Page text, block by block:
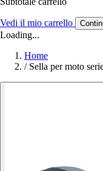
Vedi il mio carrello
Loading...
Home
/ Sella per moto